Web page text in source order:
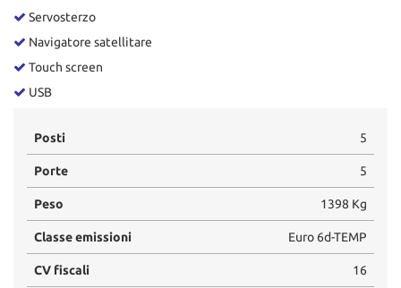
Servosterzo
Navigatore satellitare
Touch screen
USB
Posti 5
Porte 5
Peso 1398 Kg
Classe emissioni Euro 6d-TEMP
CV fiscali 16